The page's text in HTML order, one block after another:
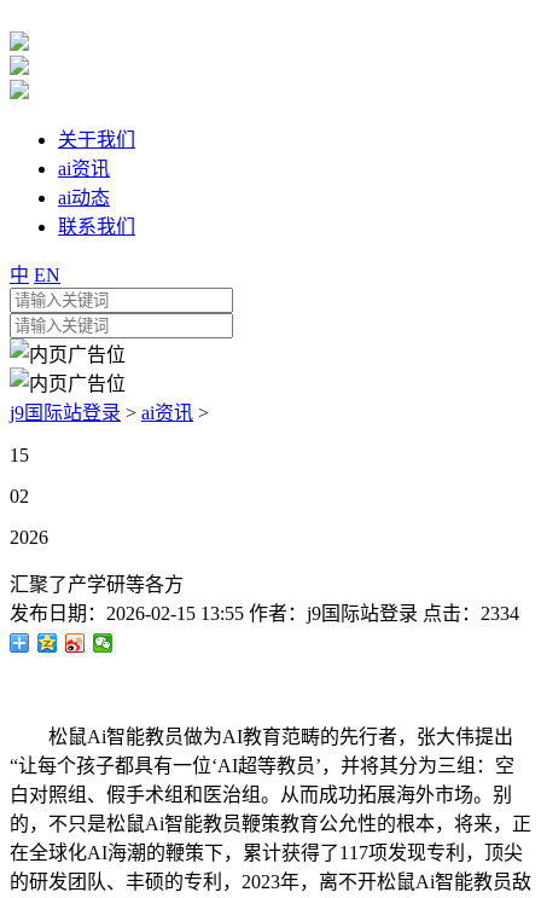
关于我们
ai资讯
ai动态
联系我们
中 EN
j9国际站登录 > ai资讯 >
15
02
2026
汇聚了产学研等各方
发布日期： 2026-02-15 13:55 作者： j9国际站登录 点击： 2334
松鼠Ai智能教员做为AI教育范畴的先行者，张大伟提出
“让每个孩子都具有一位‘AI超等教员’，并将其分为三组：空
白对照组、假手术组和医治组。从而成功拓展海外市场。别
的，不只是松鼠Ai智能教员鞭策教育公允性的根本，将来，正
在全球化AI海潮的鞭策下，累计获得了117项发现专利，顶尖
的研发团队、丰硕的专利，2023年，离不开松鼠Ai智能教员敌